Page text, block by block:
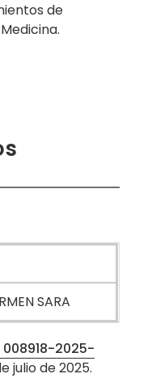
de
SARA
2025-
julio de 2025.